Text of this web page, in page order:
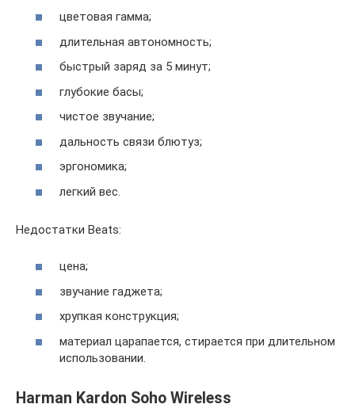
цветовая гамма;
длительная автономность;
быстрый заряд за 5 минут;
глубокие басы;
чистое звучание;
дальность связи блютуз;
эргономика;
легкий вес.
Недостатки Beats:
цена;
звучание гаджета;
хрупкая конструкция;
материал царапается, стирается при длительном
использовании.
Harman Kardon Soho Wireless